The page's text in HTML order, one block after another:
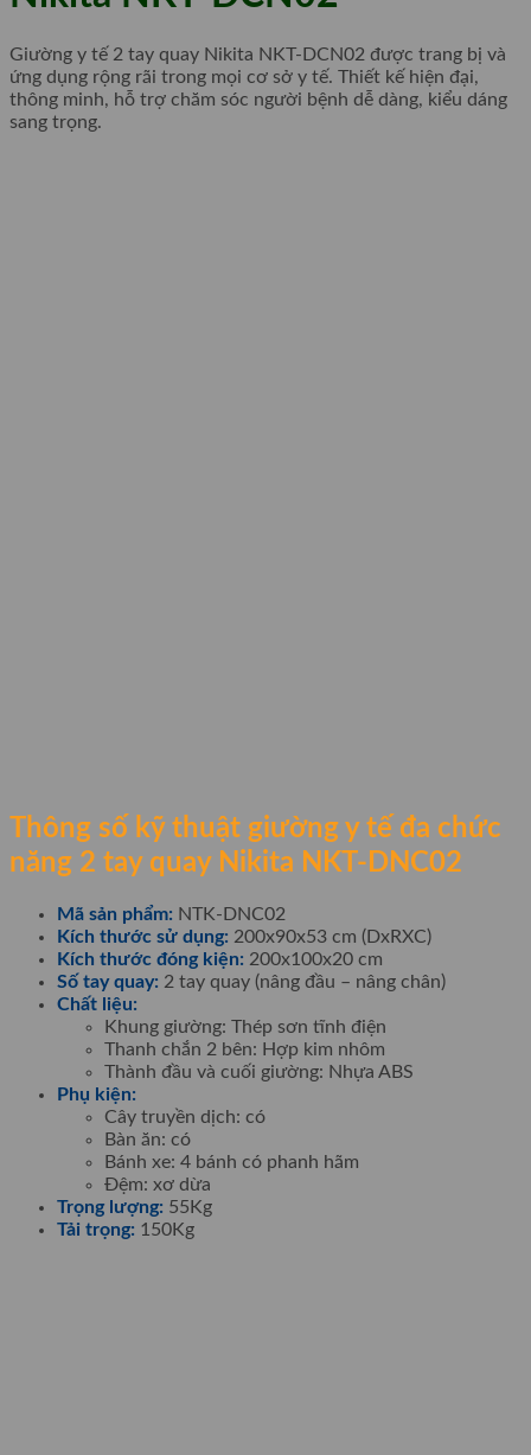
Giường y tế 2 tay quay Nikita NKT-DCN02 được trang bị và
ứng dụng rộng rãi trong mọi cơ sở y tế. Thiết kế hiện đại,
thông minh, hỗ trợ chăm sóc người bệnh dễ dàng, kiểu dáng
sang trọng.
Thông số kỹ thuật giường y tế đa chức
năng 2 tay quay Nikita NKT-DNC02
Mã sản phẩm: NTK-DNC02
Kích thước sử dụng: 200x90x53 cm (DxRXC)
Kích thước đóng kiện: 200x100x20 cm
Số tay quay: 2 tay quay (nâng đầu – nâng chân)
Chất liệu:
Khung giường: Thép sơn tĩnh điện
Thanh chắn 2 bên: Hợp kim nhôm
Thành đầu và cuối giường: Nhựa ABS
Phụ kiện:
Cây truyền dịch: có
Bàn ăn: có
Bánh xe: 4 bánh có phanh hãm
Đệm: xơ dừa
Trọng lượng: 55Kg
Tải trọng: 150Kg